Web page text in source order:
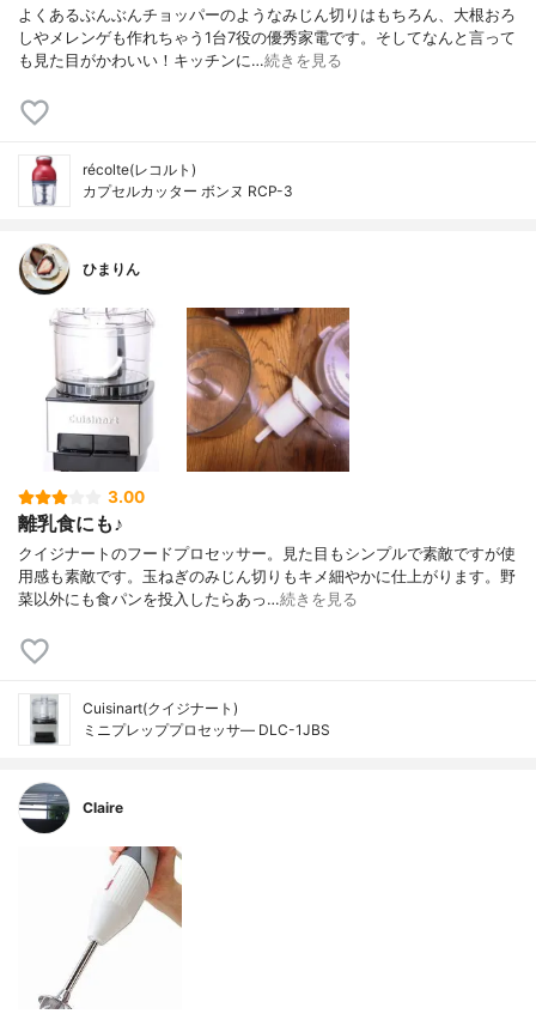
よくあるぶんぶんチョッパーのようなみじん切りはもちろん、大根おろ
しやメレンゲも作れちゃう1台7役の優秀家電です。そしてなんと言って
も見た目がかわいい！キッチンに…続きを見る
récolte(レコルト)
カプセルカッター ボンヌ RCP-3
ひまりん
3.00
離乳食にも♪
クイジナートのフードプロセッサー。見た目もシンプルで素敵ですが使
用感も素敵です。玉ねぎのみじん切りもキメ細やかに仕上がります。野
菜以外にも食パンを投入したらあっ…続きを見る
Cuisinart(クイジナート)
ミニプレッププロセッサ― DLC-1JBS
Claire